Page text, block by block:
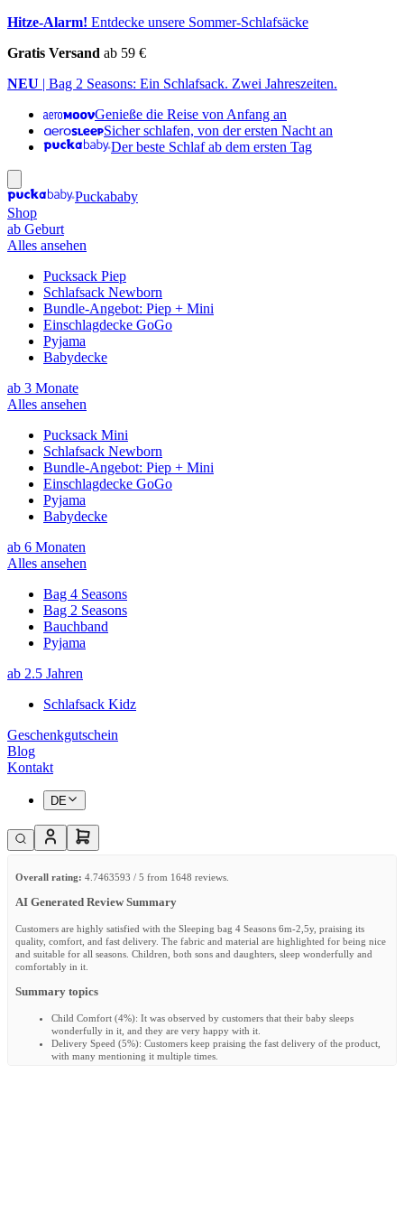
Hitze-Alarm! Entdecke unsere Sommer-Schlafsäcke
Gratis Versand ab 59 €
NEU | Bag 2 Seasons: Ein Schlafsack. Zwei Jahreszeiten.
Genieße die Reise von Anfang an
Sicher schlafen, von der ersten Nacht an
Der beste Schlaf ab dem ersten Tag
Puckababy
Shop
ab Geburt
Alles ansehen
Pucksack Piep
Schlafsack Newborn
Bundle-Angebot: Piep + Mini
Einschlagdecke GoGo
Pyjama
Babydecke
ab 3 Monate
Alles ansehen
Pucksack Mini
Schlafsack Newborn
Bundle-Angebot: Piep + Mini
Einschlagdecke GoGo
Pyjama
Babydecke
ab 6 Monaten
Alles ansehen
Bag 4 Seasons
Bag 2 Seasons
Bauchband
Pyjama
ab 2.5 Jahren
Schlafsack Kidz
Geschenkgutschein
Blog
Kontakt
DE
Overall rating: 4.7463593 / 5 from 1648 reviews.
AI Generated Review Summary
Customers are highly satisfied with the Sleeping bag 4 Seasons 6m-2,5y, praising its
quality, comfort, and fast delivery. The fabric and material are highlighted for being nice
and suitable for all seasons. Children, both sons and daughters, sleep wonderfully and
comfortably in it.
Summary topics
Child Comfort (4%): It was observed by customers that their baby sleeps
wonderfully in it, and they are very happy with it.
Delivery Speed (5%): Customers keep praising the fast delivery of the product,
with many mentioning it multiple times.